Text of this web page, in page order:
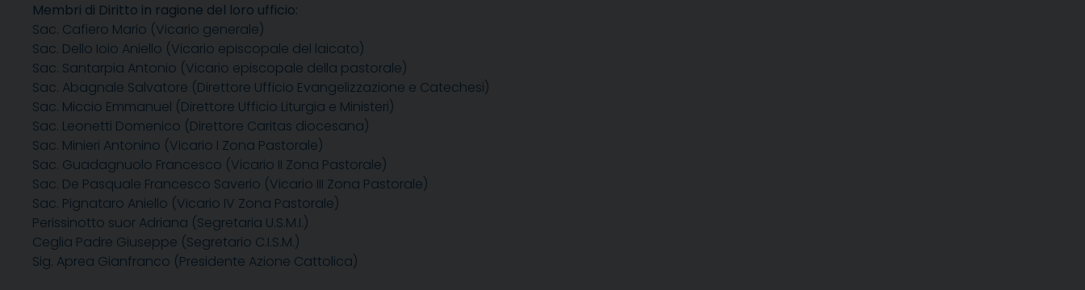
Membri di Diritto in ragione del loro ufficio:
Sac. Cafiero Mario (Vicario generale)
Sac. Dello Ioio Aniello (Vicario episcopale del laicato)
Sac. Santarpia Antonio (Vicario episcopale della pastorale)
Sac. Abagnale Salvatore (Direttore Ufficio Evangelizzazione e Catechesi)
Sac. Miccio Emmanuel (Direttore Ufficio Liturgia e Ministeri)
Sac. Leonetti Domenico (Direttore Caritas diocesana)
Sac. Minieri Antonino (Vicario I Zona Pastorale)
Sac. Guadagnuolo Francesco (Vicario II Zona Pastorale)
Sac. De Pasquale Francesco Saverio (Vicario III Zona Pastorale)
Sac. Pignataro Aniello (Vicario IV Zona Pastorale)
Perissinotto suor Adriana (Segretaria U.S.M.I.)
Ceglia Padre Giuseppe (Segretario C.I.S.M.)
Sig. Aprea Gianfranco (Presidente Azione Cattolica)